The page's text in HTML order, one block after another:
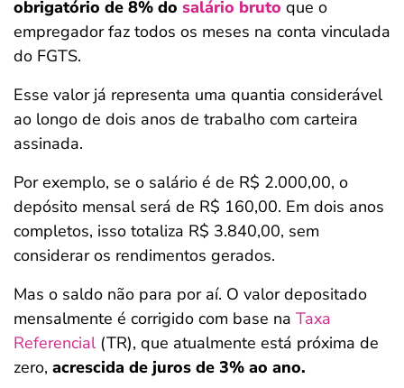
obrigatório de 8% do salário bruto que o
empregador faz todos os meses na conta vinculada
do FGTS.
Esse valor já representa uma quantia considerável
ao longo de dois anos de trabalho com carteira
assinada.
Por exemplo, se o salário é de R$ 2.000,00, o
depósito mensal será de R$ 160,00. Em dois anos
completos, isso totaliza R$ 3.840,00, sem
considerar os rendimentos gerados.
Mas o saldo não para por aí. O valor depositado
mensalmente é corrigido com base na Taxa
Referencial(TR), que atualmente está próxima de
zero, acrescida de juros de 3% ao ano.